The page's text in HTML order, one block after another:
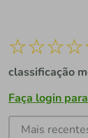
☆☆☆☆
classificação
Faça login
Mais